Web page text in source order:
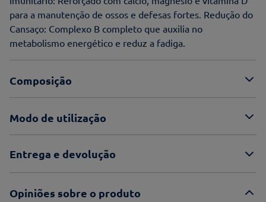
para a manutenção de ossos e defesas fortes. Redução do
Cansaço: Complexo B completo que auxilia no
metabolismo energético e reduz a fadiga.
Composição
Modo de utilização
Entrega e devolução
Opiniões sobre o produto